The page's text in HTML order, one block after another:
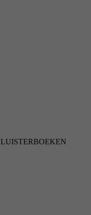
LUISTERBOEKEN